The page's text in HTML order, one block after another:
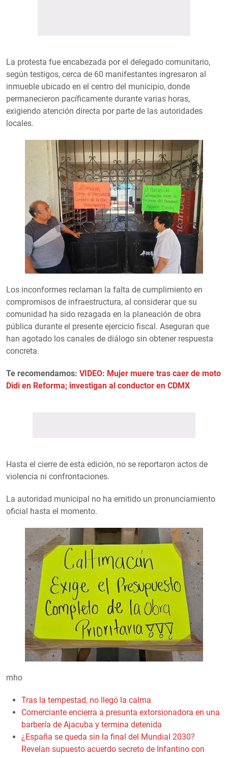
La protesta fue encabezada por el delegado comunitario,
según testigos, cerca de 60 manifestantes ingresaron al
inmueble ubicado en el centro del municipio, donde
permanecieron pacíficamente durante varias horas,
exigiendo atención directa por parte de las autoridades
locales.
Los inconformes reclaman la falta de cumplimiento en
compromisos de infraestructura, al considerar que su
comunidad ha sido rezagada en la planeación de obra
pública durante el presente ejercicio fiscal. Aseguran que
han agotado los canales de diálogo sin obtener respuesta
concreta.
Te recomendamos: VIDEO: Mujer muere tras caer de moto
Didi en Reforma; investigan al conductor en CDMX
Hasta el cierre de esta edición, no se reportaron actos de
violencia ni confrontaciones.
La autoridad municipal no ha emitido un pronunciamiento
oficial hasta el momento.
mho
Tras la tempestad, no llegó la calma
Comerciante encierra a presunta extorsionadora en una
barbería de Ajacuba y termina detenida
¿España se queda sin la final del Mundial 2030?
Revelan supuesto acuerdo secreto de Infantino con